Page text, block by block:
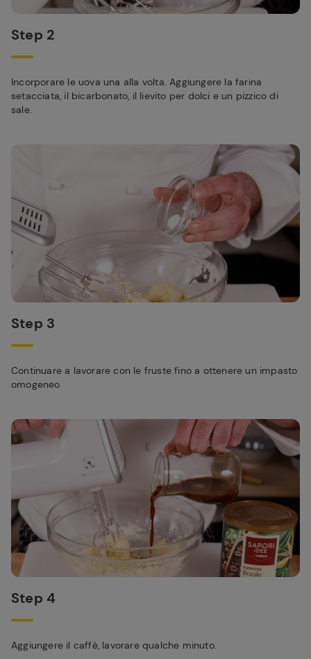
Step 2
Incorporare le uova una alla volta. Aggiungere la farina
setacciata, il bicarbonato, il lievito per dolci e un pizzico di
sale.
Step 3
Continuare a lavorare con le fruste fino a ottenere un impasto
omogeneo
Step 4
Aggiungere il caffè, lavorare qualche minuto.